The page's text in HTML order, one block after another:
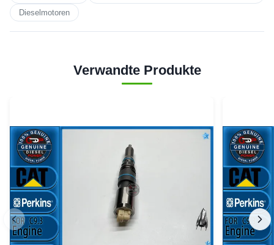
Dieselmotoren
Verwandte Produkte